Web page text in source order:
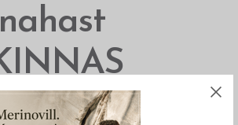
Börjesson